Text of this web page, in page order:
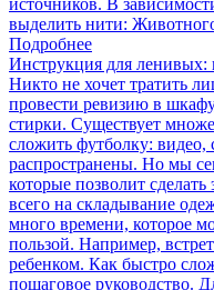
источников. В
выделить нити:
Подробнее
Инструкция для ленивых:
Никто не хочет тратить
провести ревизию в
стирки. Существует
сложить футболку: видео,
распространены. Но мы
которые позволит
всего на складывание
много времени, которое
пользой. Например,
ребенком. Как быстро
пошаговое руководство.